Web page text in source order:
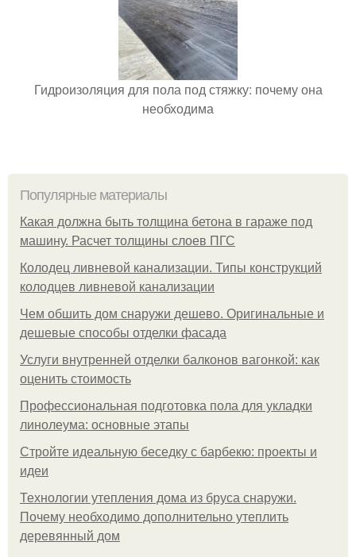
Гидроизоляция для пола под стяжку: почему она
необходима
Популярные материалы
Какая должна быть толщина бетона в гараже под
машину. Расчет толщины слоев ПГС
Колодец ливневой канализации. Типы конструкций
колодцев ливневой канализации
Чем обшить дом снаружи дешево. Оригинальные и
дешевые способы отделки фасада
Услуги внутренней отделки балконов вагонкой: как
оценить стоимость
Профессиональная подготовка пола для укладки
линолеума: основные этапы
Стройте идеальную беседку с барбекю: проекты и
идеи
Технологии утепления дома из бруса снаружи.
Почему необходимо дополнительно утеплить
деревянный дом